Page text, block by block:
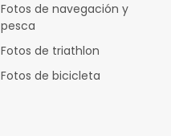
Fotos de navegación y
pesca
Fotos de triathlon
Fotos de bicicleta